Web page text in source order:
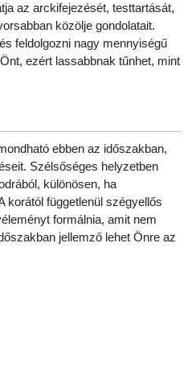
az arckifejezését, testtartását,
közölje gondolatait.
feldolgozni nagy mennyiségű
ezért lassabbnak tűnhet, mint
ebben az időszakban,
Szélsőséges helyzetben
különösen, ha
korától függetlenül szégyellős
formálnia, amit nem
jellemző lehet Önre az